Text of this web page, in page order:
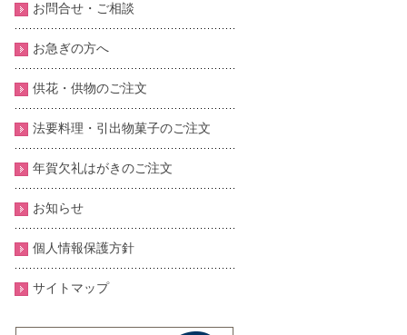
お問合せ・ご相談
お急ぎの方へ
供花・供物のご注文
法要料理・引出物菓子のご注文
年賀欠礼はがきのご注文
お知らせ
個人情報保護方針
サイトマップ